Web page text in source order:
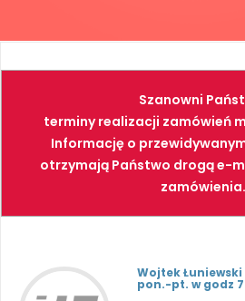
NARZĘDZIA
FARBY
Szanowni
terminy realizacji zamówień
Informację o
otrzymają Państwo drogą e-
zamówienia.
Wojtek Łuniewski
pon.-pt. w godz